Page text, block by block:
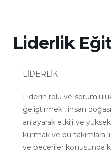
Liderlik
LİDERLİK
Liderin rolü ve
geliştirmek , insan
anlayarak etkili ve
kurmak ve bu takımlara
ve beceriler konusunda